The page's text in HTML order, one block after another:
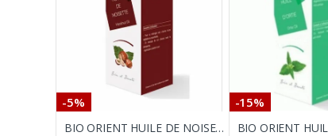
-5%
BIO ORIENT HUILE DE NOISETTE 90ML
-15%